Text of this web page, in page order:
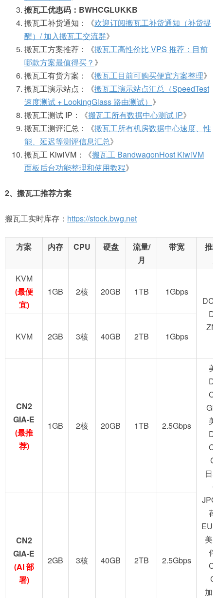
搬瓦工优惠码：BWHCGLUKKB
搬瓦工补货通知：《欢迎订阅搬瓦工补货通知（补货提
醒）/ 加入搬瓦工交流群》
搬瓦工方案推荐：《搬瓦工高性价比 VPS 推荐：目前
哪款方案最值得买？ 》
搬瓦工有货方案：《搬瓦工目前可购买便宜方案整理》
搬瓦工演示站点：《搬瓦工演示站点汇总（SpeedTest
速度测试 + LookingGlass 路由测试） 》
搬瓦工测试 IP：《搬瓦工所有数据中心测试 IP》
搬瓦工测评汇总：《搬瓦工所有机房数据中心速度、性
能、延迟等测评信息汇总》
搬瓦工 KiwiVM：《搬瓦工 BandwagonHost KiwiVM
面板后台功能整理和使用教程》
2、搬瓦工推荐方案
搬瓦工实时库存： https://stock.bwg.net
方案 内存 CPU 硬盘
流量/
月
带宽
推
KVM
(最便
宜)
1GB 2核 20GB 1TB
1Gbps
KVM
2GB 3核 40GB 2TB 1Gbps
CN2
GIA-E
(最推
荐)
1GB 2核 20GB 1TB 2.5Gbps
日
美
加
CN2
GIA-E
(AI 部
署)
2GB 3核 40GB 2TB 2.5Gbps